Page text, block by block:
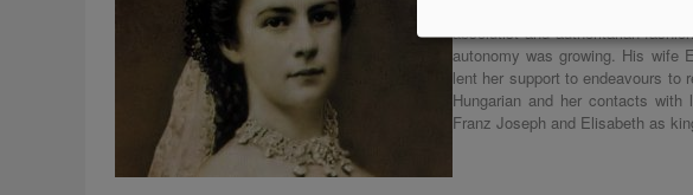
the coronation of Franz
absolutist and authoritarian
autonomy was growing. His wife
lent her support to endeavours to
Hungarian and her contacts
Franz Joseph and Elisabeth as